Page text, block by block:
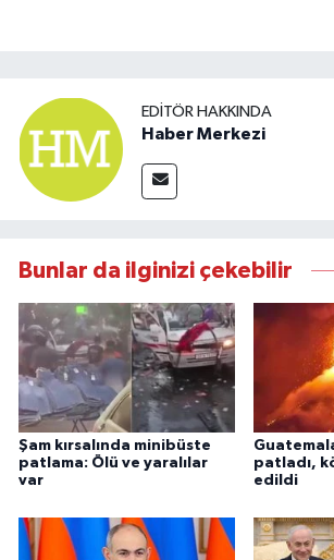
EDITÖR HAKKINDA
Haber Merkezi
Bunlar da ilginizi çekebilir
Şam kırsalında minibüste
patlama: Ölü ve yaralılar
var
patladı,
edildi